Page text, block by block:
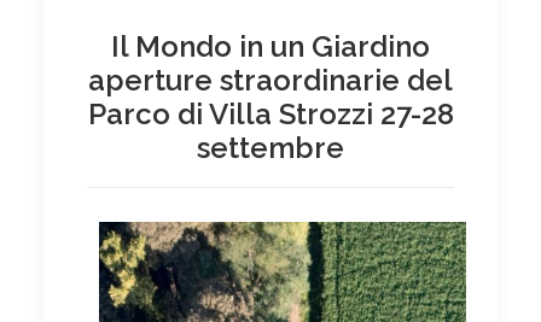
Il Mondo in un Giardino
aperture straordinarie del
Parco di Villa Strozzi 27-28
settembre